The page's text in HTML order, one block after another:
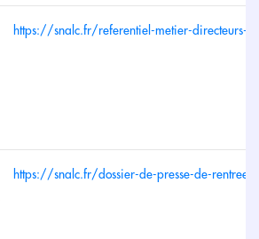
https://snalc.fr/referentiel-metier-directeurs-
https://snalc.fr/dossier-de-presse-de-